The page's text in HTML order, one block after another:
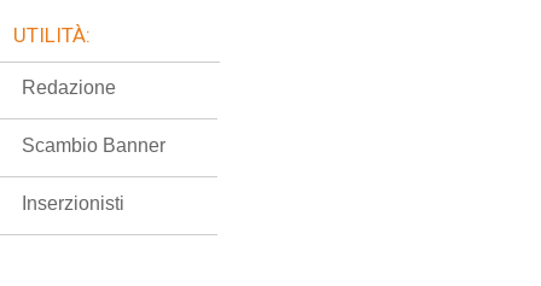
UTILITÀ:
Redazione
Scambio Banner
Inserzionisti